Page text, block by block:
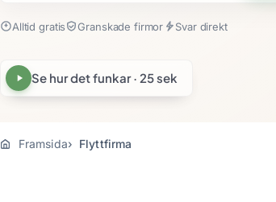
Alltid gratis Granskade firmor Svar direkt
Se hur det funkar · 25 sek
Framsida Flyttfirma